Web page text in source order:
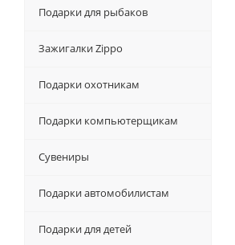
Подарки для рыбаков
Зажигалки Zippo
Подарки охотникам
Подарки компьютерщикам
Сувениры
Подарки автомобилистам
Подарки для детей